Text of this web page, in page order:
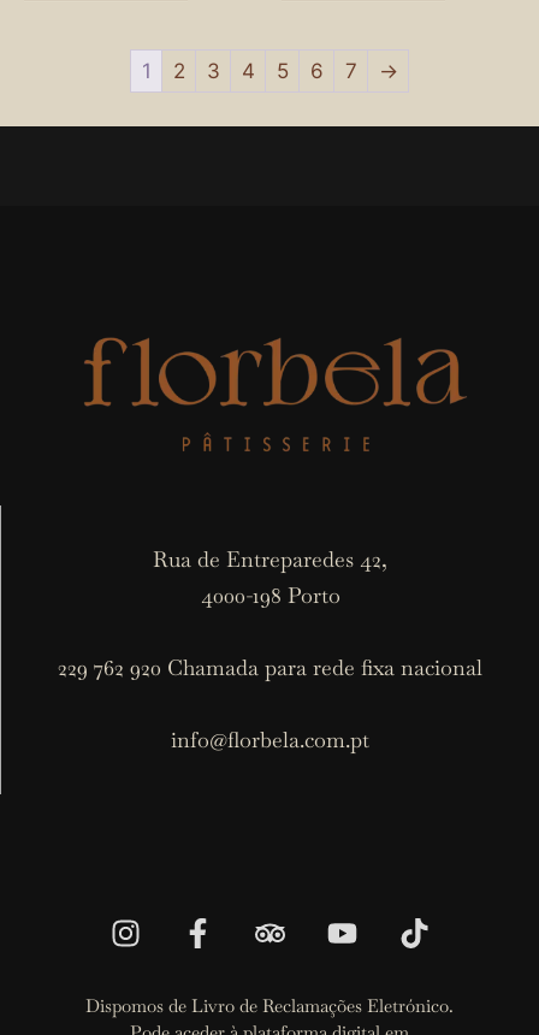
1 2 3 4 5 6 7 →
Rua de Entreparedes 42,
4000-198 Porto
229 762 920 Chamada para rede fixa nacional
info@florbela.com.pt
Dispomos de Livro de Reclamações Eletrónico.